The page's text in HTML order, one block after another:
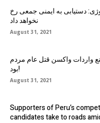
دستیابی به ایمنی جمعی رخ
نخواهد داد
August 31, 2021
واردات واکسن قتل عام مردم
بود!
August 31, 2021
Supporters of Peru’s
candidates take to roads